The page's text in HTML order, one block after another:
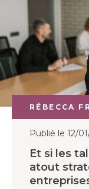
RÉBECCA
Publié le 12/
Et si les
atout